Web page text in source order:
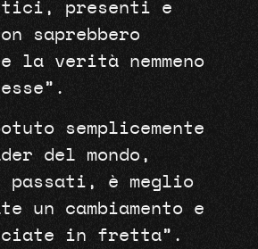
presenti e
saprebbero
la verità nemmeno
semplicemente
del mondo,
passati, è meglio
un cambiamento e
in fretta”.